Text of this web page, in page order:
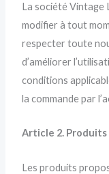
La société Vintage
modifier à tout
respecter toute
d’améliorer
conditions
la commande par
Article 2. Produits
Les produits